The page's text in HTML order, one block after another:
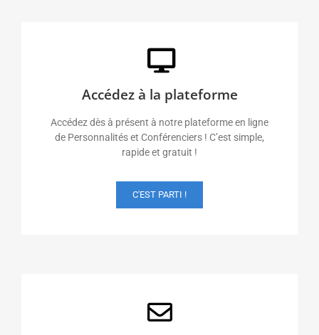
Accédez à la plateforme
Accédez dès à présent à notre plateforme en ligne
de Personnalités et Conférenciers ! C’est simple,
rapide et gratuit !
C'EST PARTI !